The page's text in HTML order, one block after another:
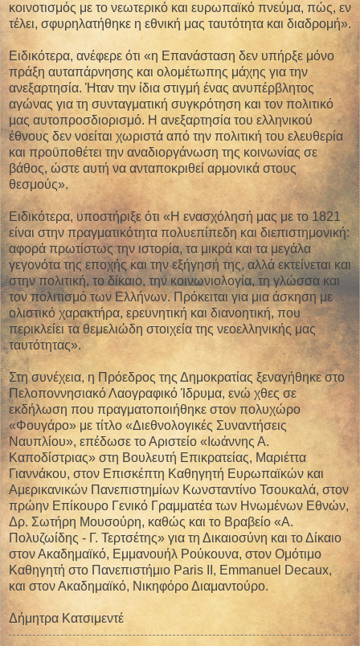
κοινοτισμός με το νεωτερικό και ευρωπαϊκό πνεύμα, πώς, εν
τέλει, σφυρηλατήθηκε η εθνική μας ταυτότητα και διαδρομή».
Ειδικότερα, ανέφερε ότι «η Eπανάσταση δεν υπήρξε μόνο
πράξη αυταπάρνησης και ολομέτωπης μάχης για την
ανεξαρτησία. Ήταν την ίδια στιγμή ένας ανυπέρβλητος
αγώνας για τη συνταγματική συγκρότηση και τον πολιτικό
μας αυτοπροσδιορισμό. Η ανεξαρτησία του ελληνικού
έθνους δεν νοείται χωριστά από την πολιτική του ελευθερία
και προϋποθέτει την αναδιοργάνωση της κοινωνίας σε
βάθος, ώστε αυτή να ανταποκριθεί αρμονικά στους
θεσμούς».
Ειδικότερα, υποστήριξε ότι «Η ενασχόλησή μας με το 1821
είναι στην πραγματικότητα πολυεπίπεδη και διεπιστημονική:
αφορά πρωτίστως την ιστορία, τα μικρά και τα μεγάλα
γεγονότα της εποχής και την εξήγησή της, αλλά εκτείνεται και
στην πολιτική, το δίκαιο, την κοινωνιολογία, τη γλώσσα και
τον πολιτισμό των Ελλήνων. Πρόκειται για μια άσκηση με
ολιστικό χαρακτήρα, ερευνητική και διανοητική, που
περικλείει τα θεμελιώδη στοιχεία της νεοελληνικής μας
ταυτότητας».
Στη συνέχεια, η Πρόεδρος της Δημοκρατίας ξεναγήθηκε στο
Πελοποννησιακό Λαογραφικό Ίδρυμα, ενώ χθες σε
εκδήλωση που πραγματοποιήθηκε στον πολυχώρο
«Φουγάρο» με τίτλο «Διεθνολογικές Συναντήσεις
Ναυπλίου», επέδωσε το Αριστείο «Ιωάννης Α.
Καποδίστριας» στη Βουλευτή Επικρατείας, Μαριέττα
Γιαννάκου, στον Επισκέπτη Καθηγητή Ευρωπαϊκών και
Αμερικανικών Πανεπιστημίων Κωνσταντίνο Τσουκαλά, στον
πρώην Επίκουρο Γενικό Γραμματέα των Ηνωμένων Εθνών,
Δρ. Σωτήρη Μουσούρη, καθώς και το Βραβείο «Α.
Πολυζωίδης - Γ. Τερτσέτης» για τη Δικαιοσύνη και το Δίκαιο
στον Ακαδημαϊκό, Εμμανουήλ Ρούκουνα, στον Ομότιμο
Καθηγητή στο Πανεπιστήμιο Paris II, Emmanuel Decaux,
και στον Ακαδημαϊκό, Νικηφόρο Διαμαντούρο.
Δήμητρα Κατσιμεντέ